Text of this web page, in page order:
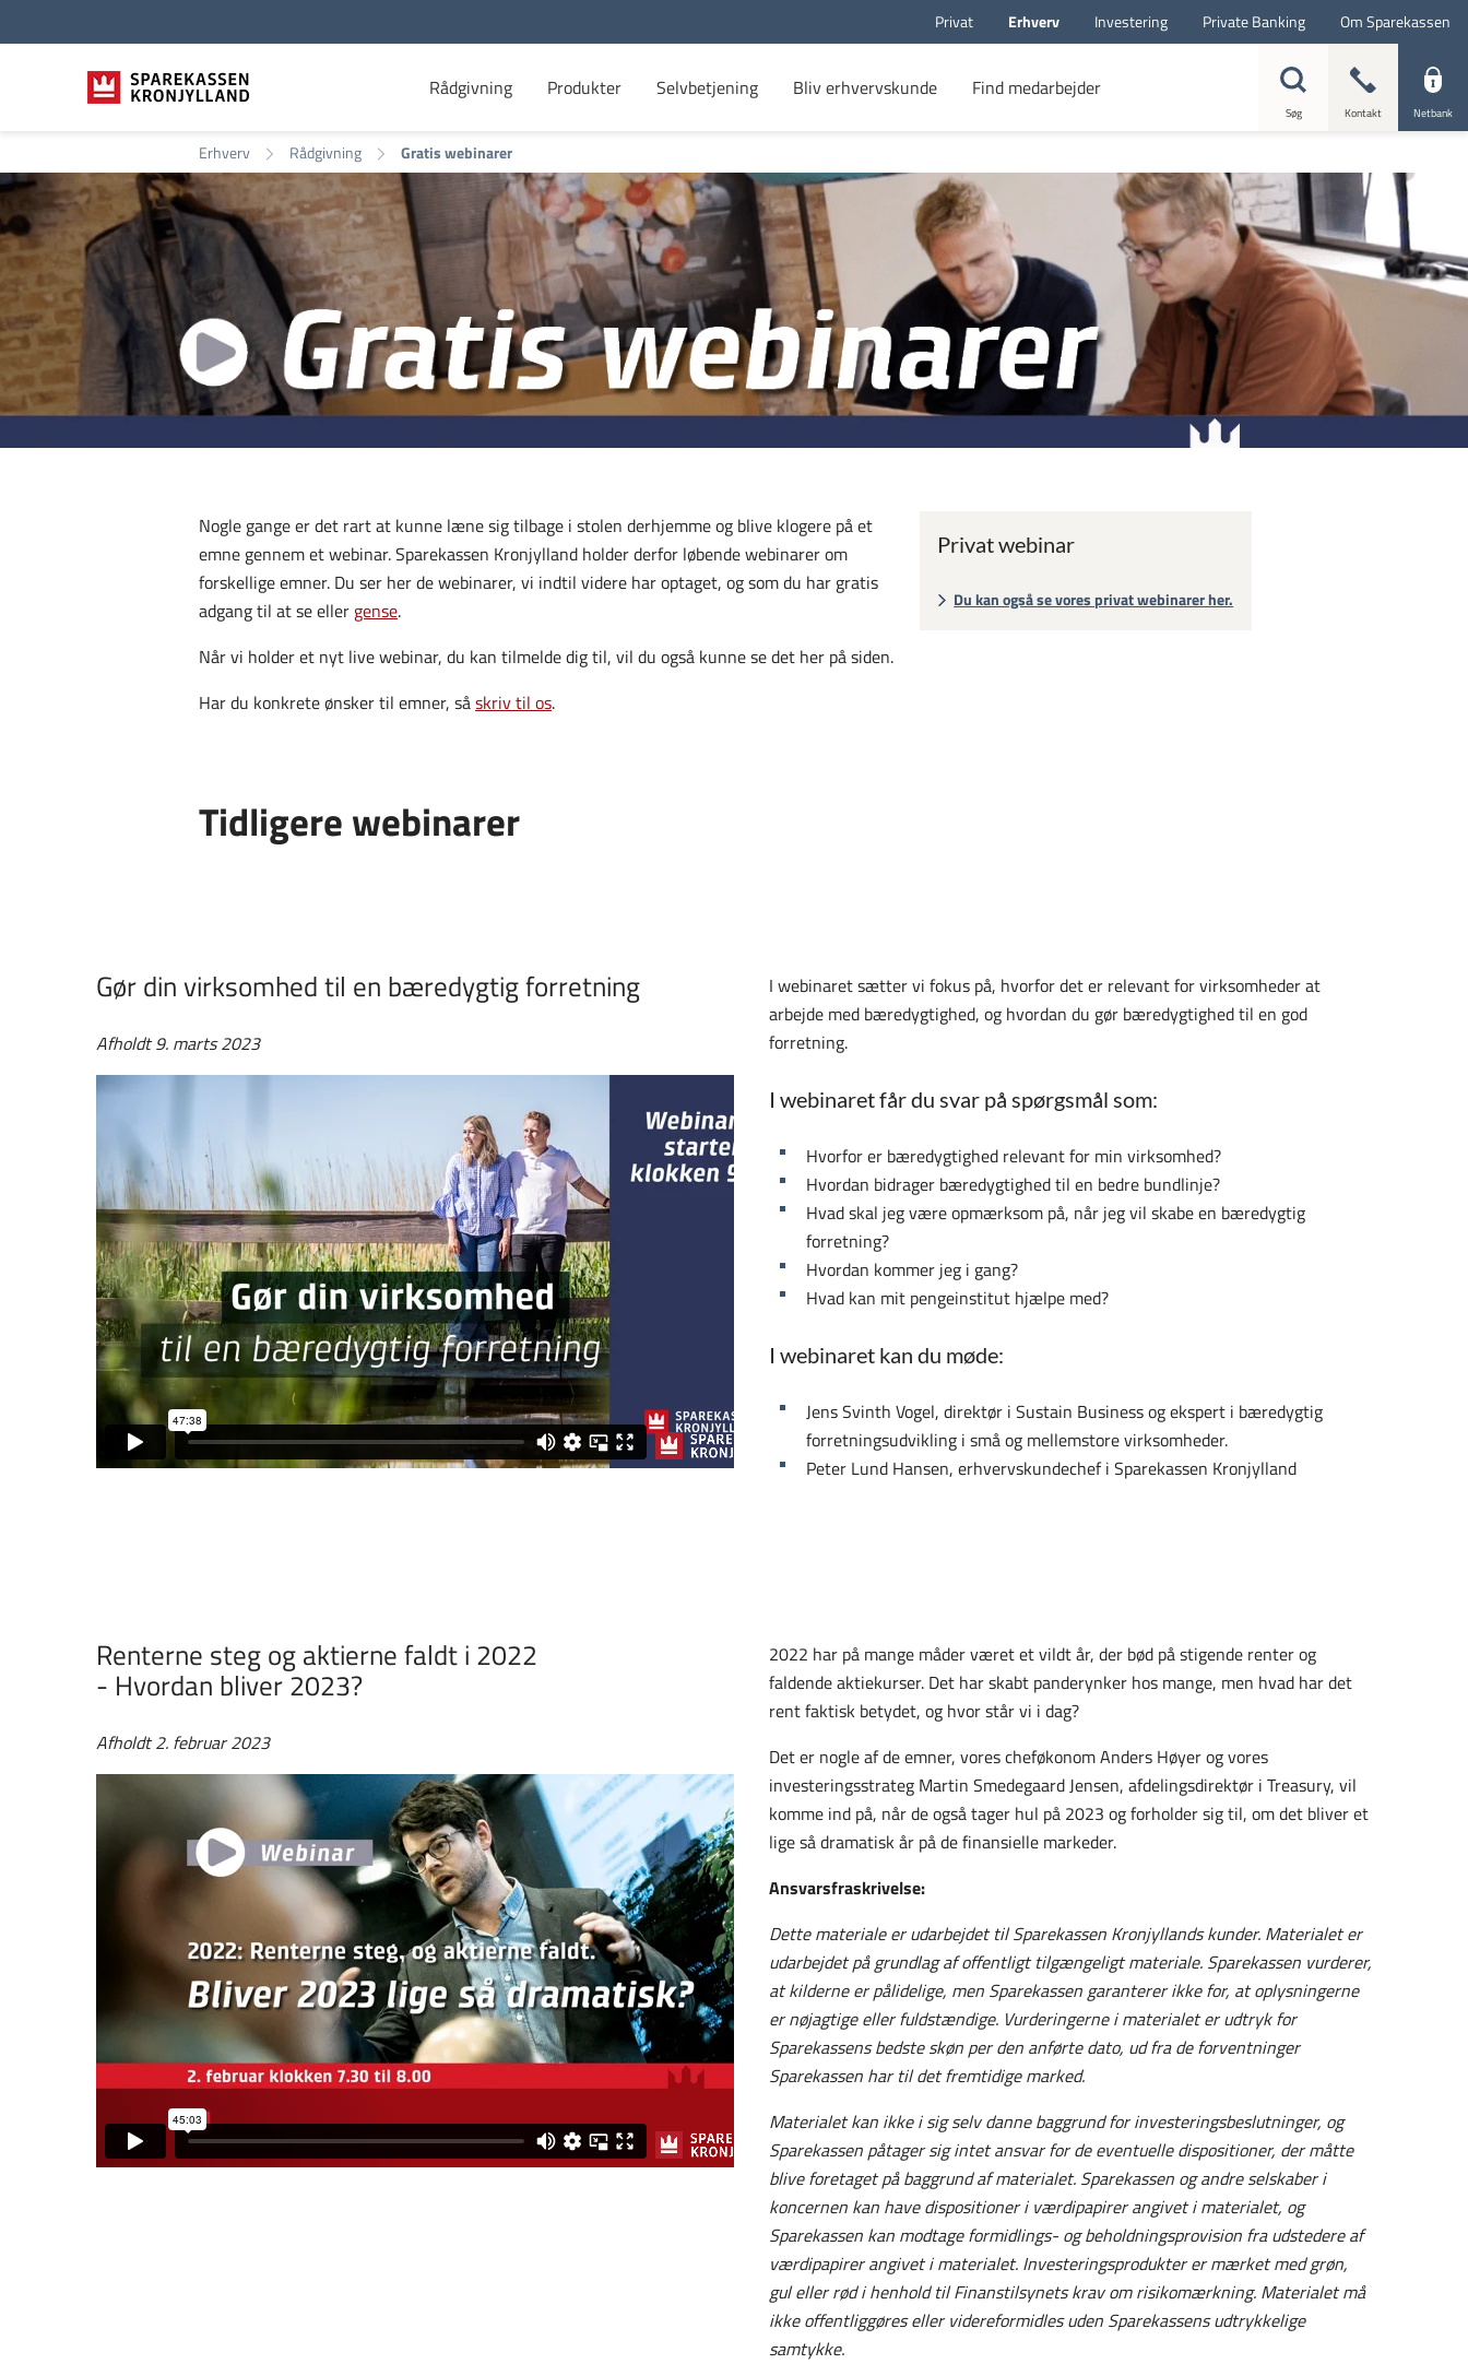
Privat Erhverv Investering Private Banking Om Sparekassen
Rådgivning Produkter Selvbetjening Bliv erhvervskunde Find medarbejder
Søg Kontakt Netbank
Erhverv Rådgivning Gratis webinarer
Nogle gange er det rart at kunne læne sig tilbage i stolen derhjemme og blive klogere på et
emne gennem et webinar. Sparekassen Kronjylland holder derfor løbende webinarer om
forskellige emner. Du ser her de webinarer, vi indtil videre har optaget, og som du har gratis
adgang til at se eller gense.
Når vi holder et nyt live webinar, du kan tilmelde dig til, vil du også kunne se det her på siden.
Har du konkrete ønsker til emner, såskriv til os.
Privat webinar
Du kan også se vores privat webinarer her.
Tidligere webinarer
Gør din virksomhed til en bæredygtig forretning
Afholdt 9. marts 2023
I webinaret sætter vi fokus på, hvorfor det er relevant for virksomheder at
arbejde med bæredygtighed, og hvordan du gør bæredygtighed til en god
forretning.
I webinaret får du svar på spørgsmål som:
Hvorfor er bæredygtighed relevant for min virksomhed?
Hvordan bidrager bæredygtighed til en bedre bundlinje?
Hvad skal jeg være opmærksom på, når jeg vil skabe en bæredygtig
forretning?
Hvordan kommer jeg i gang?
Hvad kan mit pengeinstitut hjælpe med?
I webinaret kan du møde:
Jens Svinth Vogel, direktør i Sustain Business og ekspert i bæredygtig
forretningsudvikling i små og mellemstore virksomheder.
Peter Lund Hansen, erhvervskundechef i Sparekassen Kronjylland
Renterne steg og aktierne faldt i 2022
- Hvordan bliver 2023?
Afholdt 2. februar 2023
2022 har på mange måder været et vildt år, der bød på stigende renter og
faldende aktiekurser. Det har skabt panderynker hos mange, men hvad har det
rent faktisk betydet, og hvor står vi i dag?
Det er nogle af de emner, vores cheføkonom Anders Høyer og vores
investeringsstrateg Martin Smedegaard Jensen, afdelingsdirektør i Treasury, vil
komme ind på, når de også tager hul på 2023 og forholder sig til, om det bliver et
lige så dramatisk år på de finansielle markeder.
Ansvarsfraskrivelse:
Dette materiale er udarbejdet til Sparekassen Kronjyllands kunder. Materialet er
udarbejdet på grundlag af offentligt tilgængeligt materiale. Sparekassen vurderer,
at kilderne er pålidelige, men Sparekassen garanterer ikke for, at oplysningerne
er nøjagtige eller fuldstændige. Vurderingerne i materialet er udtryk for
Sparekassens bedste skøn per den anførte dato, ud fra de forventninger
Sparekassen har til det fremtidige marked.
Materialet kan ikke i sig selv danne baggrund for investeringsbeslutninger, og
Sparekassen påtager sig intet ansvar for de eventuelle dispositioner, der måtte
blive foretaget på baggrund af materialet. Sparekassen og andre selskaber i
koncernen kan have dispositioner i værdipapirer angivet i materialet, og
Sparekassen kan modtage formidlings- og beholdningsprovision fra udstedere af
værdipapirer angivet i materialet. Investeringsprodukter er mærket med grøn,
gul eller rød i henhold til Finanstilsynets krav om risikomærkning. Materialet må
ikke offentliggøres eller videreformidles uden Sparekassens udtrykkelige
samtykke.